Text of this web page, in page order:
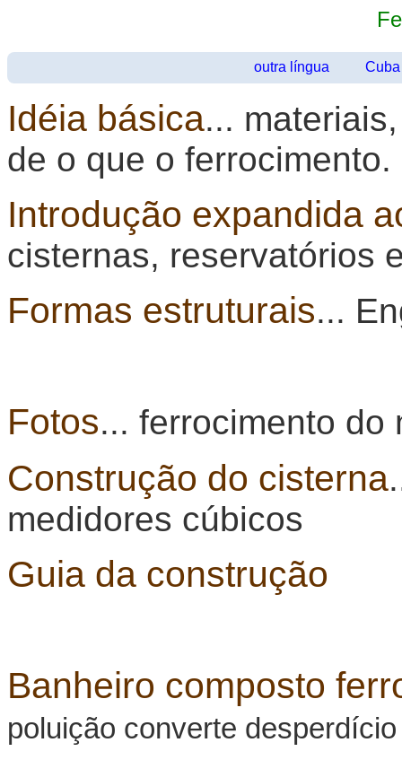
outra língua
Idéia básica...
de o que o ferrocimento.
Introdução expandida
cisternas, reservatórios
Formas estruturais...
Fotos... ferrocimento do
Construção do cisterna
medidores cúbicos
Guia da construção
Banheiro composto
poluição converte